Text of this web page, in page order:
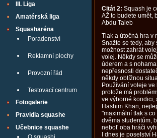
III. Liga
Amatérská liga
Squasharéna
Poradenství
Reklamní plochy
Provozní řád
Testovací centrum
Fotogalerie
Pravidla squashe
Učebnice squashe
Citát 2: Squash je
AŽ to budete umět,
Abdu Taleb
Tlak a útočná hra v
Snažte se tedy,
možnost zahrát
volej. Někdy se
úderem a s
nepřesnosti
někdy obtížnou
Používání voleje
protože má
ve výborné kondici,
Hashim Khan,
"maximální tlak s
dvěma studentům,
neboť oba hráči
I dnes je poselství